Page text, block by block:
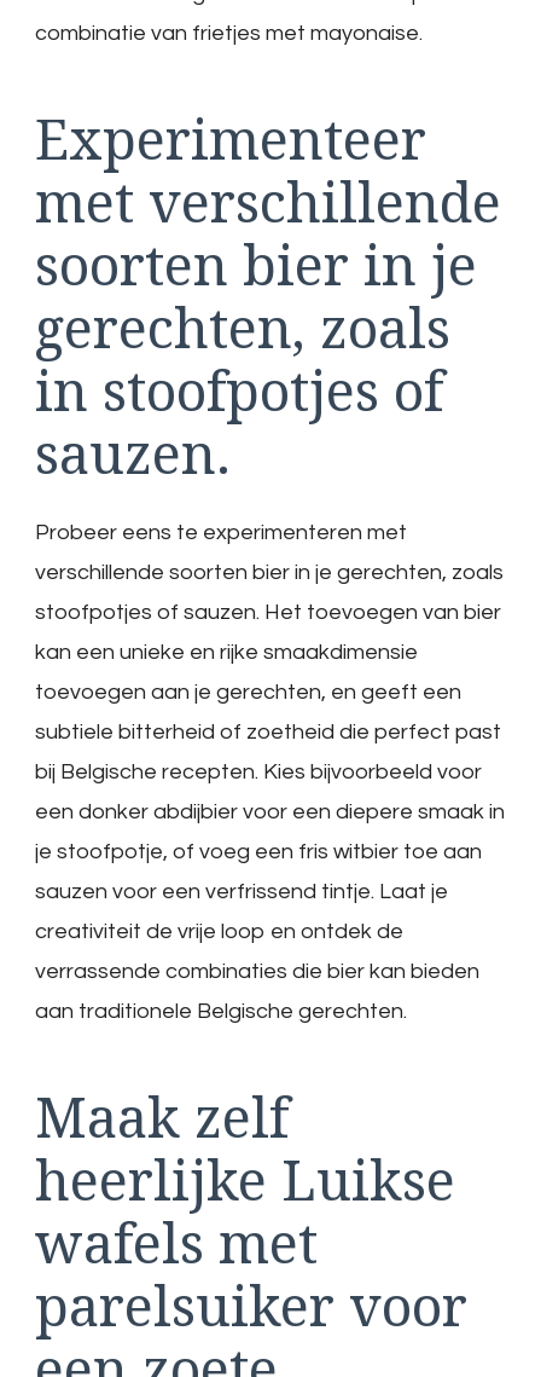
combinatie van frietjes met mayonaise.
Experimenteer
met verschillende
soorten bier in je
gerechten, zoals
in stoofpotjes of
sauzen.
Probeer eens te experimenteren met
verschillende soorten bier in je gerechten, zoals
stoofpotjes of sauzen. Het toevoegen van bier
kan een unieke en rijke smaakdimensie
toevoegen aan je gerechten, en geeft een
subtiele bitterheid of zoetheid die perfect past
bij Belgische recepten. Kies bijvoorbeeld voor
een donker abdijbier voor een diepere smaak in
je stoofpotje, of voeg een fris witbier toe aan
sauzen voor een verfrissend tintje. Laat je
creativiteit de vrije loop en ontdek de
verrassende combinaties die bier kan bieden
aan traditionele Belgische gerechten.
Maak zelf
heerlijke Luikse
wafels met
parelsuiker voor